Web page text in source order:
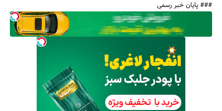
### پایان خبر رسمی